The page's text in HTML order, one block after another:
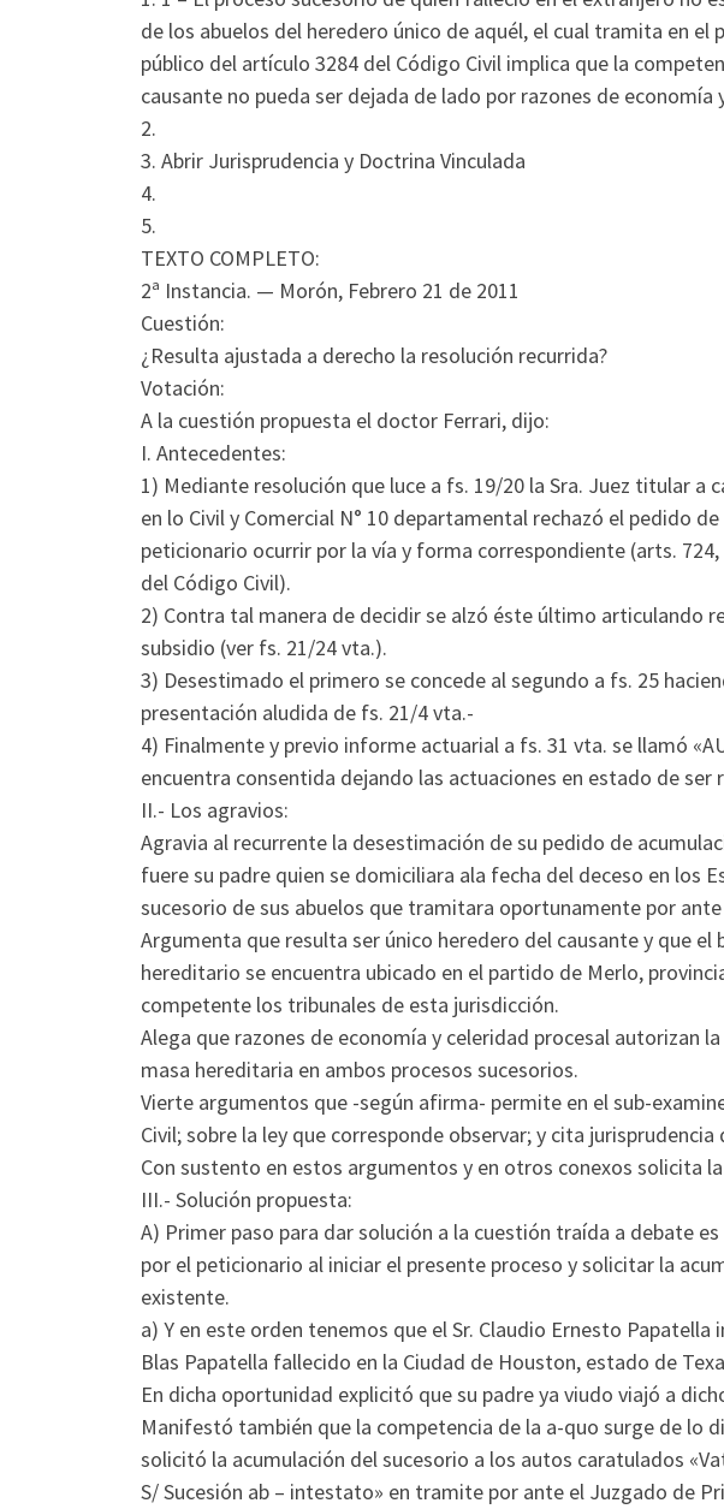
de los abuelos del heredero único de aquél, el cual tramita en el
público del artículo 3284 del Código Civil implica que la
causante no pueda ser dejada de lado por razones de economía
2.
3. Abrir Jurisprudencia y Doctrina Vinculada
4.
5.
TEXTO COMPLETO:
2ª Instancia. — Morón, Febrero 21 de 2011
Cuestión:
¿Resulta ajustada a derecho la resolución recurrida?
Votación:
A la cuestión propuesta el doctor Ferrari, dijo:
I. Antecedentes:
1) Mediante resolución que luce a fs. 19/20 la Sra. Juez titular a
en lo Civil y Comercial N° 10 departamental rechazó el pedido
peticionario ocurrir por la vía y forma correspondiente (arts. 724,
del Código Civil).
2) Contra tal manera de decidir se alzó éste último articulando
subsidio (ver fs. 21/24 vta.).
3) Desestimado el primero se concede al segundo a fs. 25
presentación aludida de fs. 21/4 vta.-
4) Finalmente y previo informe actuarial a fs. 31 vta. se llamó
encuentra consentida dejando las actuaciones en estado de ser
II.- Los agravios:
Agravia al recurrente la desestimación de su pedido de
fuere su padre quien se domiciliara ala fecha del deceso en los
sucesorio de sus abuelos que tramitara oportunamente por
Argumenta que resulta ser único heredero del causante y que el
hereditario se encuentra ubicado en el partido de Merlo,
competente los tribunales de esta jurisdicción.
Alega que razones de economía y celeridad procesal autorizan
masa hereditaria en ambos procesos sucesorios.
Vierte argumentos que -según afirma- permite en el sub-
Civil; sobre la ley que corresponde observar; y cita
Con sustento en estos argumentos y en otros conexos solicita
III.- Solución propuesta:
A) Primer paso para dar solución a la cuestión traída a debate
por el peticionario al iniciar el presente proceso y solicitar la
existente.
a) Y en este orden tenemos que el Sr. Claudio Ernesto
Blas Papatella fallecido en la Ciudad de Houston, estado de
En dicha oportunidad explicitó que su padre ya viudo viajó a
Manifestó también que la competencia de la a-quo surge de lo
solicitó la acumulación del sucesorio a los autos caratulados
S/ Sucesión ab – intestato» en tramite por ante el Juzgado de